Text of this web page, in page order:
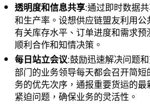
透明度和信息共享:通过即时数据
和生产率。设想供应链盟友利用公
有关库存水平、订单进度和需求预
顺利合作和知情决策。
每日站立会议:鼓励迅速解决问题
部门的业务领导每天都会召开简
务的优先次序，通报重要货运的
紧迫问题，确保业务的灵活性。